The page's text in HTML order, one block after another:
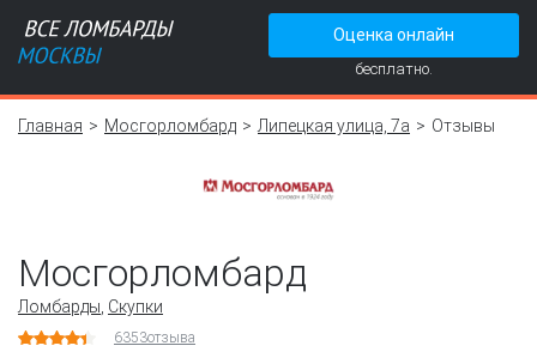
Оценка онлайн
бесплатно.
Главная Мосгорломбард Липецкая улица, 7а Отзывы
Мосгорломбард
Ломбарды Скупки
6353отзыва